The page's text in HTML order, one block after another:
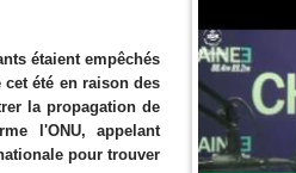
étaient empêchés
été en raison des
la propagation de
l'ONU, appelant
pour trouver